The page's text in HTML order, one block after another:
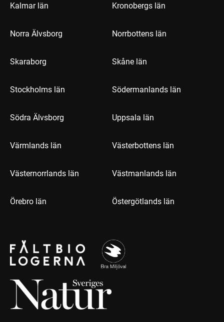
Kalmar län Kronobergs län
Norra Älvsborg Norrbottens län
Skaraborg Skåne län
Stockholms län Södermanlands län
Södra Älvsborg Uppsala län
Värmlands län Västerbottens län
Västernorrlands län Västmanlands län
Örebro län Östergötlands län